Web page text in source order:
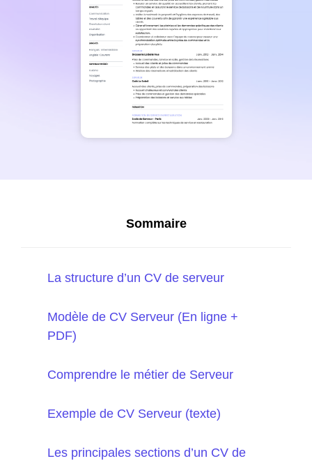
Sommaire
La structure d’un CV de serveur
Modèle de CV Serveur (En ligne +
PDF)
Comprendre le métier de Serveur
Exemple de CV Serveur (texte)
Les principales sections d’un CV de